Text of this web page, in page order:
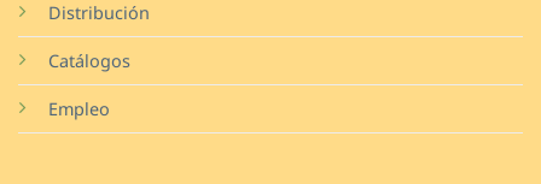
Distribución
Catálogos
Empleo